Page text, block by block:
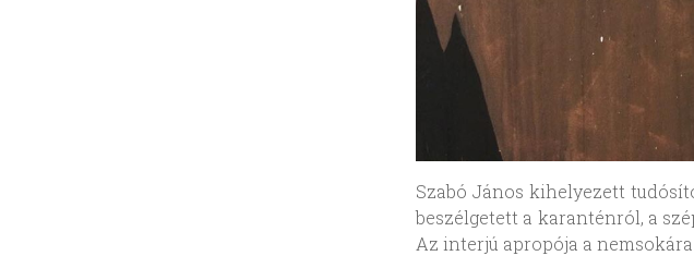
Szabó János kihelyezett
beszélgetett a karanténról, a
Az interjú apropója a nemsokára